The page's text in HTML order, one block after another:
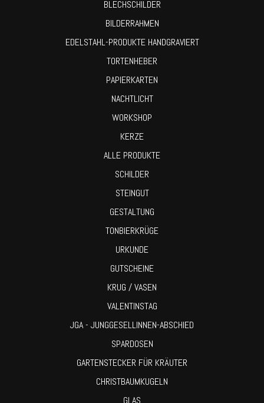
BLECHSCHILDER
BILDERRAHMEN
EDELSTAHL-PRODUKTE HANDGRAVIERT
TORTENHEBER
PAPIERKARTEN
NACHTLICHT
WORKSHOP
KERZE
ALLE PRODUKTE
SCHILDER
STEINGUT
GESTALTUNG
TONBIERKRÜGE
URKUNDE
GUTSCHEINE
KRUG / VASEN
VALENTINSTAG
JGA - JUNGGESELLINNEN-ABSCHIED
SPARDOSEN
GARTENSTECKER FÜR KRÄUTER
CHRISTBAUMKUGELN
GLAS